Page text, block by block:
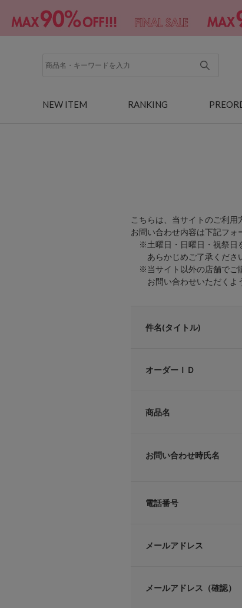
NEW ITEM RANKING
こちらは、当サイトのご利用
お問い合わせ内容は下記フォ
※土曜日・日曜日・祝祭日
あらかじめご了承くださ
※当サイト以外の店舗でご
お問い合わせいただくよう
件名(タイトル)
オーダーＩＤ
商品名
お問い合わせ時氏名
電話番号
メールアドレス
メールアドレス（確認）